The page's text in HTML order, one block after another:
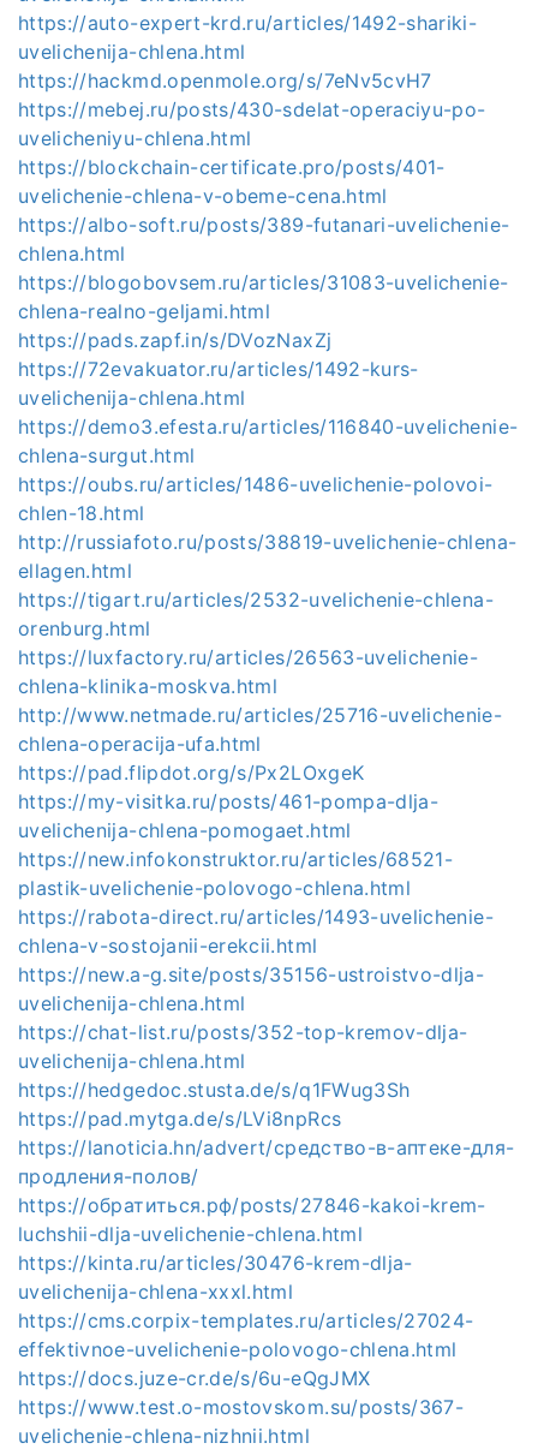
https://auto-expert-krd.ru/articles/1492-shariki-
uvelichenija-chlena.html
https://hackmd.openmole.org/s/7eNv5cvH7
https://mebej.ru/posts/430-sdelat-operaciyu-po-
uvelicheniyu-chlena.html
https://blockchain-certificate.pro/posts/401-
uvelichenie-chlena-v-obeme-cena.html
https://albo-soft.ru/posts/389-futanari-uvelichenie-
chlena.html
https://blogobovsem.ru/articles/31083-uvelichenie-
chlena-realno-geljami.html
https://pads.zapf.in/s/DVozNaxZj
https://72evakuator.ru/articles/1492-kurs-
uvelichenija-chlena.html
https://demo3.efesta.ru/articles/116840-uvelichenie-
chlena-surgut.html
https://oubs.ru/articles/1486-uvelichenie-polovoi-
chlen-18.html
http://russiafoto.ru/posts/38819-uvelichenie-chlena-
ellagen.html
https://tigart.ru/articles/2532-uvelichenie-chlena-
orenburg.html
https://luxfactory.ru/articles/26563-uvelichenie-
chlena-klinika-moskva.html
http://www.netmade.ru/articles/25716-uvelichenie-
chlena-operacija-ufa.html
https://pad.flipdot.org/s/Px2LOxgeK
https://my-visitka.ru/posts/461-pompa-dlja-
uvelichenija-chlena-pomogaet.html
https://new.infokonstruktor.ru/articles/68521-
plastik-uvelichenie-polovogo-chlena.html
https://rabota-direct.ru/articles/1493-uvelichenie-
chlena-v-sostojanii-erekcii.html
https://new.a-g.site/posts/35156-ustroistvo-dlja-
uvelichenija-chlena.html
https://chat-list.ru/posts/352-top-kremov-dlja-
uvelichenija-chlena.html
https://hedgedoc.stusta.de/s/q1FWug3Sh
https://pad.mytga.de/s/LVi8npRcs
https://lanoticia.hn/advert/средство-в-аптеке-для-
продления-полов/
https://обратиться.рф/posts/27846-kakoi-krem-
luchshii-dlja-uvelichenie-chlena.html
https://kinta.ru/articles/30476-krem-dlja-
uvelichenija-chlena-xxxl.html
https://cms.corpix-templates.ru/articles/27024-
effektivnoe-uvelichenie-polovogo-chlena.html
https://docs.juze-cr.de/s/6u-eQgJMX
https://www.test.o-mostovskom.su/posts/367-
uvelichenie-chlena-nizhnii.html